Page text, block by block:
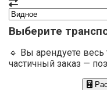
Выберите
🔹 Вы арендуете весь
частичный заказ —